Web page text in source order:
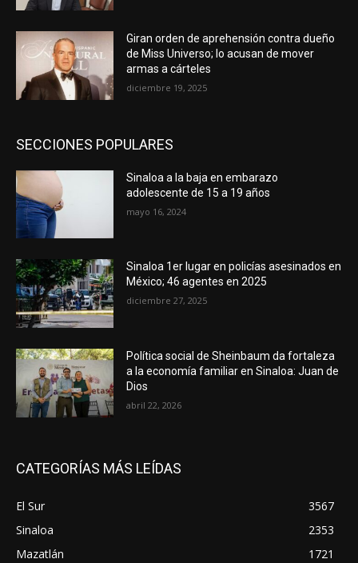
Giran orden de aprehensión contra dueño
de Miss Universo; lo acusan de mover
armas a cárteles
diciembre 19, 2025
SECCIONES POPULARES
Sinaloa a la baja en embarazo
adolescente de 15 a 19 años
mayo 16, 2024
Sinaloa 1er lugar en policías asesinados en
México; 46 agentes en 2025
diciembre 27, 2025
Política social de Sheinbaum da fortaleza
a la economía familiar en Sinaloa: Juan de
Dios
abril 22, 2026
CATEGORÍAS MÁS LEÍDAS
El Sur
3567
Sinaloa
2353
Mazatlán
1721